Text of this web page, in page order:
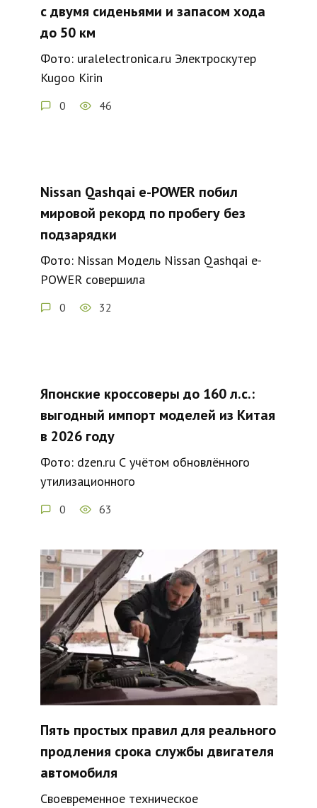
с двумя сиденьями и запасом хода
до 50 км
Фото: uralelectronica.ru Электроскутер
Kugoo Kirin
0 46
Nissan Qashqai e-POWER побил
мировой рекорд по пробегу без
подзарядки
Фото: Nissan Модель Nissan Qashqai e-
POWER совершила
0 32
Японские кроссоверы до 160 л.с.:
выгодный импорт моделей из Китая
в 2026 году
Фото: dzen.ru С учётом обновлённого
утилизационного
0 63
Пять простых правил для реального
продления срока службы двигателя
автомобиля
Своевременное техническое